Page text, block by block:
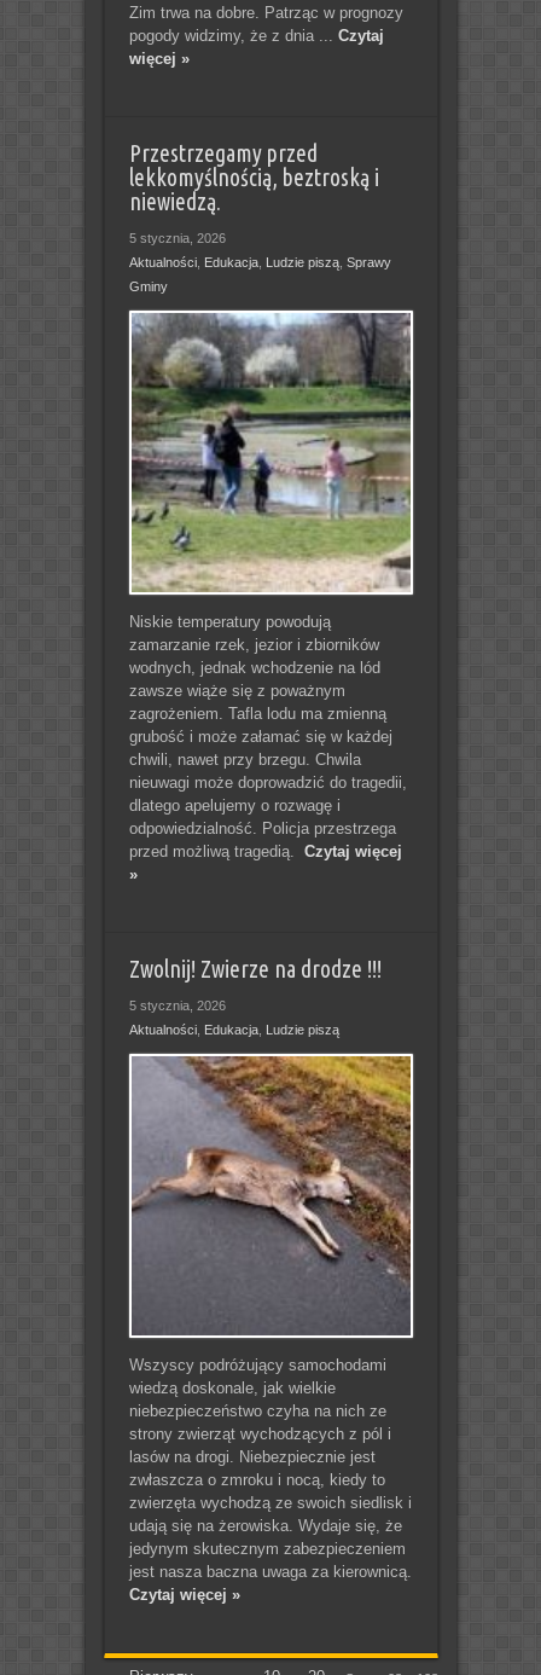
Zim trwa na dobre. Patrząc w prognozy
pogody widzimy, że z dnia ... Czytaj
więcej »
Przestrzegamy przed
lekkomyślnością, beztroską i
niewiedzą.
5 stycznia, 2026
Aktualności, Edukacja, Ludzie piszą, Sprawy
Gminy
Niskie temperatury powodują
zamarzanie rzek, jezior i zbiorników
wodnych, jednak wchodzenie na lód
zawsze wiąże się z poważnym
zagrożeniem. Tafla lodu ma zmienną
grubość i może załamać się w każdej
chwili, nawet przy brzegu. Chwila
nieuwagi może doprowadzić do tragedii,
dlatego apelujemy o rozwagę i
odpowiedzialność. Policja przestrzega
przed możliwą tragedią. Czytaj więcej
»
Zwolnij! Zwierze na drodze !!!
5 stycznia, 2026
Aktualności, Edukacja, Ludzie piszą
Wszyscy podróżujący samochodami
wiedzą doskonale, jak wielkie
niebezpieczeństwo czyha na nich ze
strony zwierząt wychodzących z pól i
lasów na drogi. Niebezpiecznie jest
zwłaszcza o zmroku i nocą, kiedy to
zwierzęta wychodzą ze swoich siedlisk i
udają się na żerowiska. Wydaje się, że
jedynym skutecznym zabezpieczeniem
jest nasza baczna uwaga za kierownicą.
Czytaj więcej »